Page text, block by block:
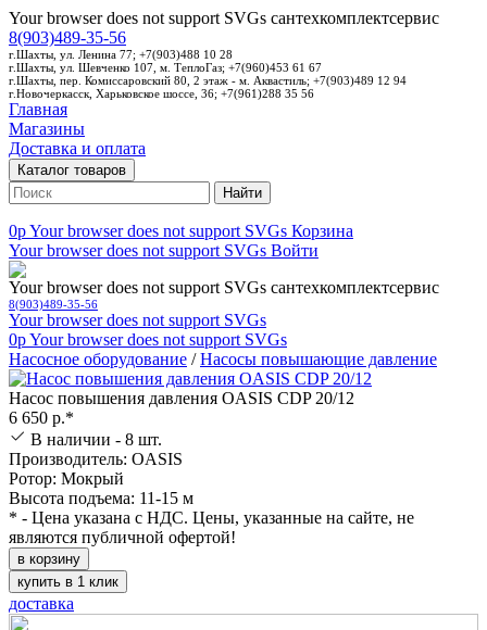
Your browser does not support SVGs сантехкомплектсервис
8(903)489-35-56
г.Шахты, ул. Ленина 77; +7(903)488 10 28
г.Шахты, ул. Шевченко 107, м. ТеплоГаз; +7(960)453 61 67
г.Шахты, пер. Комиссаровский 80, 2 этаж - м. Аквастиль; +7(903)489 12 94
г.Новочеркасск, Харьковское шоссе, 36; +7(961)288 35 56
Главная
Магазины
Доставка и оплата
Каталог товаров
Найти
0pYour browser does not support SVGs Корзина
Your browser does not support SVGs Войти
Your browser does not support SVGs сантехкомплектсервис
8(903)489-35-56
Your browser does not support SVGs
0pYour browser does not support SVGs
Насосное оборудование /Насосы повышающие давление
Насос повышения давления OASIS CDP 20/12
6 650 р.*
В наличии - 8 шт.
Производитель: OASIS
Ротор: Мокрый
Высота подъема: 11-15 м
* - Цена указана с НДС. Цены, указанные на сайте, не
являются публичной офертой!
в корзину
купить в 1 клик
доставка